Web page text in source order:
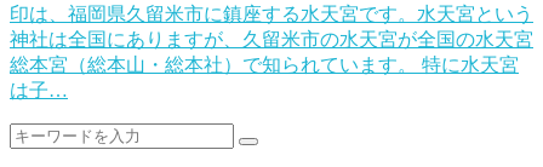
印は、福岡県久留米市に鎮座する水天宮です。水天宮という
神社は全国にありますが、久留米市の水天宮が全国の水天宮
総本宮（総本山・総本社）で知られています。 特に水天宮
は子…